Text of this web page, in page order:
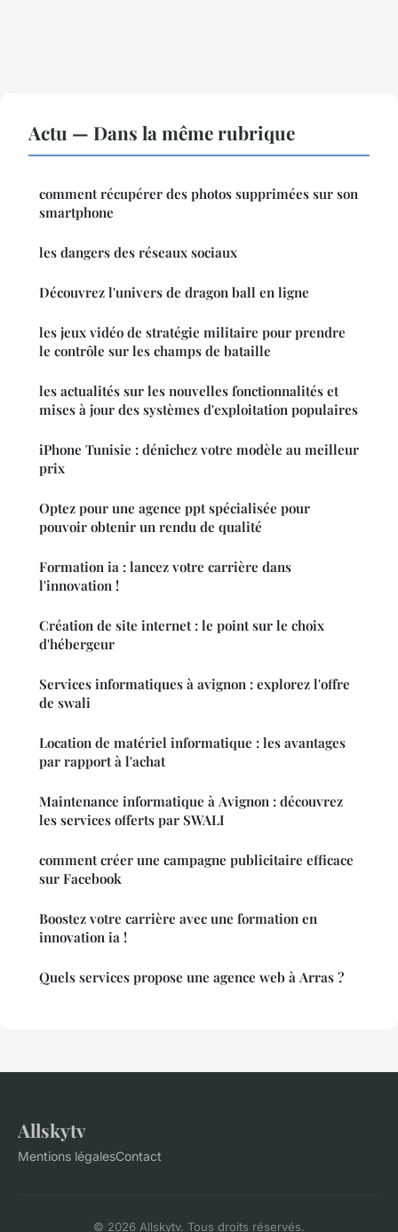
Actu — Dans la même rubrique
comment récupérer des photos supprimées sur son
smartphone
les dangers des réseaux sociaux
Découvrez l'univers de dragon ball en ligne
les jeux vidéo de stratégie militaire pour prendre
le contrôle sur les champs de bataille
les actualités sur les nouvelles fonctionnalités et
mises à jour des systèmes d'exploitation populaires
iPhone Tunisie : dénichez votre modèle au meilleur
prix
Optez pour une agence ppt spécialisée pour
pouvoir obtenir un rendu de qualité
Formation ia : lancez votre carrière dans
l'innovation !
Création de site internet : le point sur le choix
d'hébergeur
Services informatiques à avignon : explorez l'offre
de swali
Location de matériel informatique : les avantages
par rapport à l'achat
Maintenance informatique à Avignon : découvrez
les services offerts par SWALI
comment créer une campagne publicitaire efficace
sur Facebook
Boostez votre carrière avec une formation en
innovation ia !
Quels services propose une agence web à Arras ?
Allskytv
Mentions légalesContact
© 2026 Allskytv. Tous droits réservés.